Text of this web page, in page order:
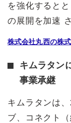
を強化すると
の展開を加速
株式会社丸西の株
キムラタン
事業承継
キムラタンは
ブ、コネクト